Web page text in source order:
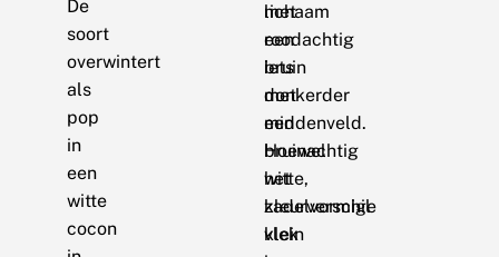
De
soort
overwintert
als
pop
in
een
witte
cocon
met
een
iets
donkerder
middenveld.
Hoewel
het
kleurverschil
klein
lichaam
roodachtig
bruin
met
een
bruinachtig
witte,
zadelvormige
vlek